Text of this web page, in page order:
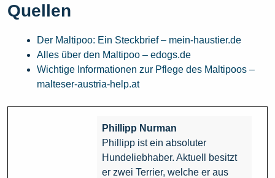
Quellen
Der Maltipoo: Ein Steckbrief – mein-haustier.de
Alles über den Maltipoo – edogs.de
Wichtige Informationen zur Pflege des Maltipoos –
malteser-austria-help.at
Phillipp Nurman
Phillipp ist ein absoluter
Hundeliebhaber. Aktuell besitzt
er zwei Terrier, welche er aus